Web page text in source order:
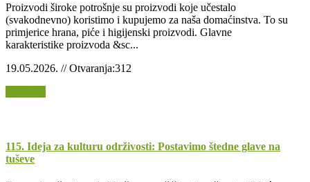
Proizvodi široke potrošnje su proizvodi koje učestalo
(svakodnevno) koristimo i kupujemo za naša domaćinstva. To su
primjerice hrana, piće i higijenski proizvodi. Glavne
karakteristike proizvoda &sc...
19.05.2026. // Otvaranja:312
115. Ideja za kulturu održivosti: Postavimo štedne glave na
tuševe